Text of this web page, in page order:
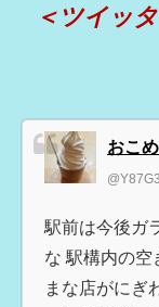
＜ツイッ
おこ
駅前は今後ガ
な 駅構内の
まな店がにぎ